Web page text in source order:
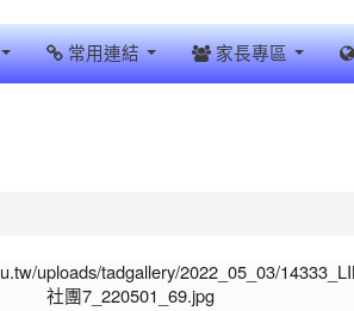
常用連結 家長專區